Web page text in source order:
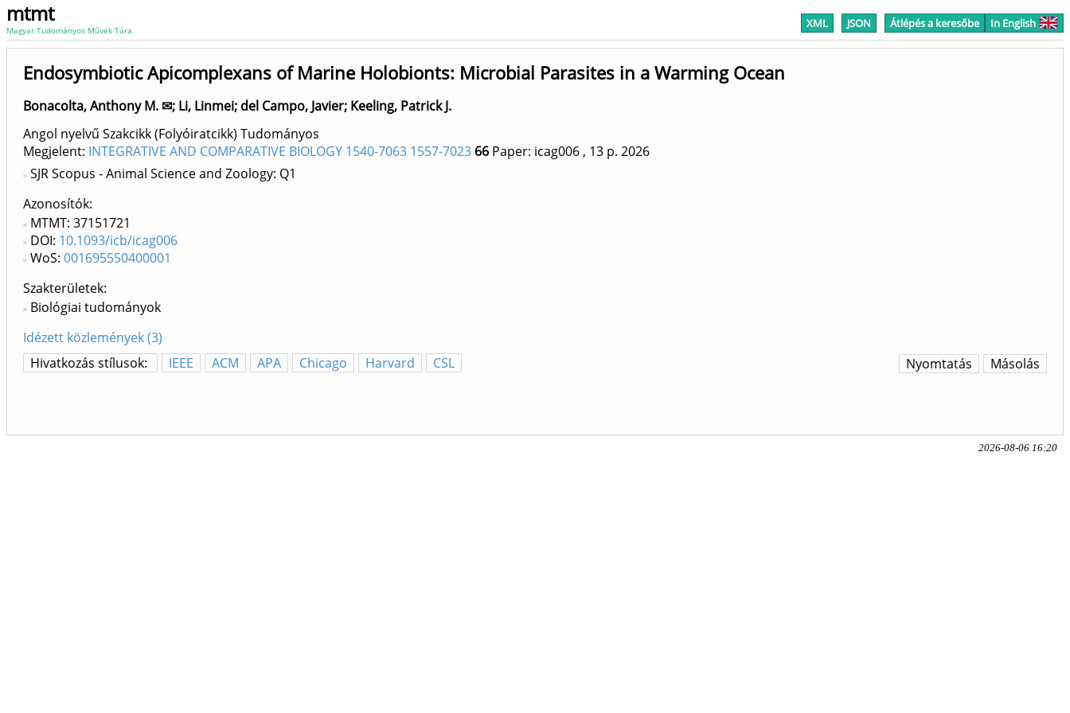
mtmt
Magyar Tudományos Művek Tára XML JSON Átlépés a keresőbe In English
Endosymbiotic Apicomplexans of Marine Holobionts: Microbial Parasites in a Warming Ocean
Bonacolta, Anthony M. ✉; Li, Linmei; del Campo, Javier; Keeling, Patrick J.
Angol nyelvű Szakcikk (Folyóiratcikk) Tudományos
Megjelent: INTEGRATIVE AND COMPARATIVE BIOLOGY 1540-7063 1557-7023 66 Paper: icag006 , 13 p. 2026
SJR Scopus - Animal Science and Zoology: Q1
Azonosítók
MTMT: 37151721
DOI: 10.1093/icb/icag006
WoS: 001695550400001
Szakterületek:
Biológiai tudományok
Idézett közlemények (3)
Hivatkozás stílusok:
IEEE ACM APA Chicago Harvard CSL Másolás
Nyomtatás
2026-08-06 16:20